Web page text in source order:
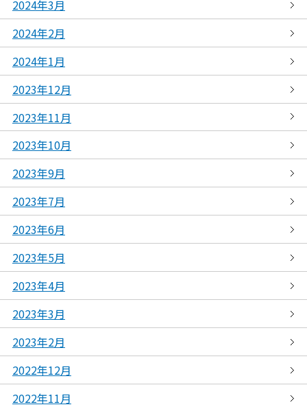
2024年3月
2024年2月
2024年1月
2023年12月
2023年11月
2023年10月
2023年9月
2023年7月
2023年6月
2023年5月
2023年4月
2023年3月
2023年2月
2022年12月
2022年11月